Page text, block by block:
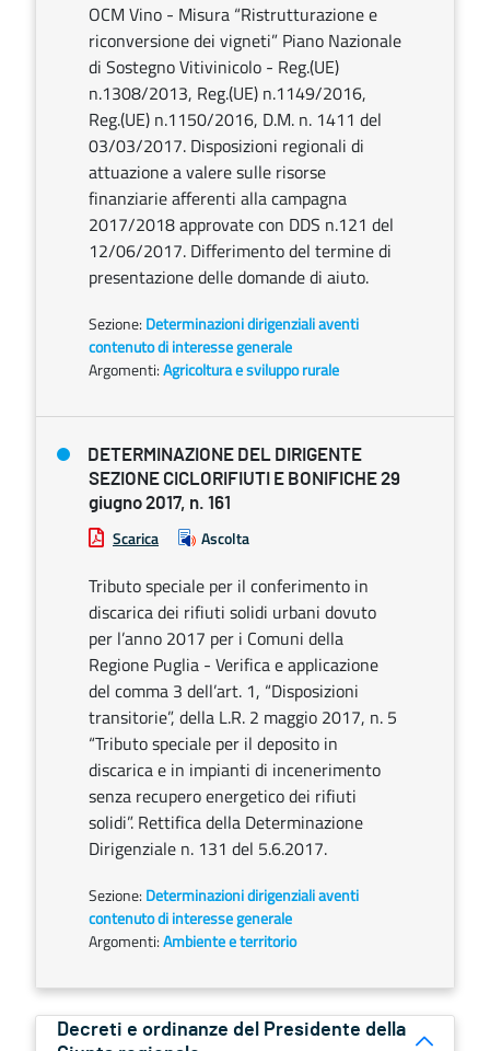
OCM Vino - Misura “Ristrutturazione e
riconversione dei vigneti” Piano Nazionale
di Sostegno Vitivinicolo - Reg.(UE)
n.1308/2013, Reg.(UE) n.1149/2016,
Reg.(UE) n.1150/2016, D.M. n. 1411 del
03/03/2017. Disposizioni regionali di
attuazione a valere sulle risorse
finanziarie afferenti alla campagna
2017/2018 approvate con DDS n.121 del
12/06/2017. Differimento del termine di
presentazione delle domande di aiuto.
Sezione: Determinazioni dirigenziali aventi
contenuto di interesse generale
Argomenti:Agricoltura e sviluppo rurale
DETERMINAZIONE DEL DIRIGENTE
SEZIONE CICLORIFIUTI E BONIFICHE 29
giugno 2017, n. 161
Scarica Ascolta
Tributo speciale per il conferimento in
discarica dei rifiuti solidi urbani dovuto
per l’anno 2017 per i Comuni della
Regione Puglia - Verifica e applicazione
del comma 3 dell’art. 1, “Disposizioni
transitorie”, della L.R. 2 maggio 2017, n. 5
“Tributo speciale per il deposito in
discarica e in impianti di incenerimento
senza recupero energetico dei rifiuti
solidi”. Rettifica della Determinazione
Dirigenziale n. 131 del 5.6.2017.
Sezione: Determinazioni dirigenziali aventi
contenuto di interesse generale
Argomenti:Ambiente e territorio
Decreti e ordinanze del Presidente della